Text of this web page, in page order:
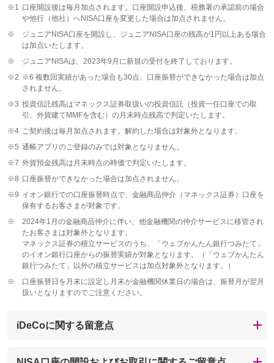
※1 口座開設後は毎月加点されます。口座開設申込後、税務署の承認前の場合
や他行（他社）へNISA口座を変更した場合は加点されません。
※
ジュニアNISA口座を開設し、ジュニアNISA口座の残高が1円以上ある場合
は加点いたします。
※
ジュニアNISAは、2023年9月に新規の受付を終了しております。
※2 ※6 複数回実績があった場合も30点、口座振替ができなかった場合は加点
されません。
※3 投資信託残高はマネックス証券取扱いの投資信託（投資一任口座での取
引、外貨建てMMFを含む）の月末時点残高で判定いたします。
※4 ご契約後は毎月加点されます。解約した場合は対象外となります。
※5 通帳アプリのご登録のみでは対象となりません。
※7 外貨預金残高は月末時点の時価で判定いたします。
※8 口座振替ができなかった場合は加点されません。
※9 イオン銀行での口座振替時点で、金融商品仲介（マネックス証券）口座を
保有するお客さまが対象です。
※
2024年1月の金融商品仲介に伴い、他金融機関の仲介サービスに移管され
たお客さまは対象外となります。
マネックス証券の積立サービスのうち、「ウェブかんたん銀行つみたて」
のイオン銀行口座からの振替実績が対象となります。（「ウェブかんたん
銀行つみたて」以外の積立サービスは加点対象外となります。）
※
口座振替日を月末に設定し月末が金融機関休業日の場合は、振替月が翌月
扱いとなりますのでご注意ください。
iDeCoに関する留意点